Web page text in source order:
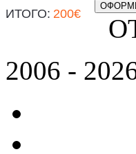
ИТОГО: 200€
2006 -